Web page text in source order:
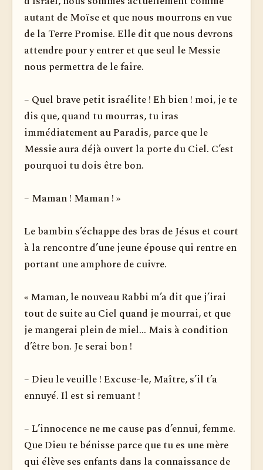
autant de Moïse et que nous mourrons en vue
de la Terre Promise. Elle dit que nous devrons
attendre pour y entrer et que seul le Messie
nous permettra de le faire.
– Quel brave petit israélite ! Eh bien ! moi, je te
dis que, quand tu mourras, tu iras
immédiatement au Paradis, parce que le
Messie aura déjà ouvert la porte du Ciel. C’est
pourquoi tu dois être bon.
– Maman ! Maman ! »
Le bambin s’échappe des bras de Jésus et court
à la rencontre d’une jeune épouse qui rentre en
portant une amphore de cuivre.
« Maman, le nouveau Rabbi m’a dit que j’irai
tout de suite au Ciel quand je mourrai, et que
je mangerai plein de miel... Mais à condition
d’être bon. Je serai bon !
– Dieu le veuille ! Excuse-le, Maître, s’il t’a
ennuyé. Il est si remuant !
– L’innocence ne me cause pas d’ennui, femme.
Que Dieu te bénisse parce que tu es une mère
qui élève ses enfants dans la connaissance de